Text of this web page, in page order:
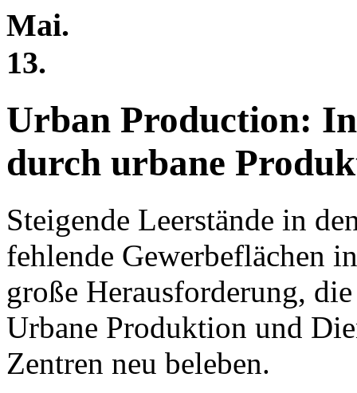
Mai.
13.
Urban Production:
durch urbane
Steigende Leerstände in
fehlende Gewerbeflächen
große Herausforderung,
Urbane Produktion und
Zentren neu beleben.